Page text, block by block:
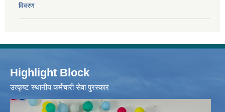
विवरण
Highlight Block
उत्‍कृष्ट स्थानीय कर्मचारी सेवा पुरस्कार